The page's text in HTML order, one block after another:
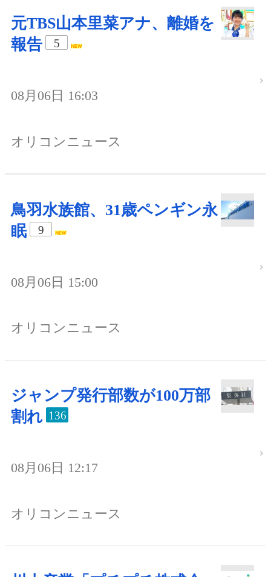
元TBS山本里菜アナ、離婚を
報告
5
08月06日 16:03
オリコンニュース
鳥羽水族館、31歳ペンギン永
眠
9
08月06日 15:00
オリコンニュース
ジャンプ発行部数が100万部
割れ 136
08月06日 12:17
オリコンニュース